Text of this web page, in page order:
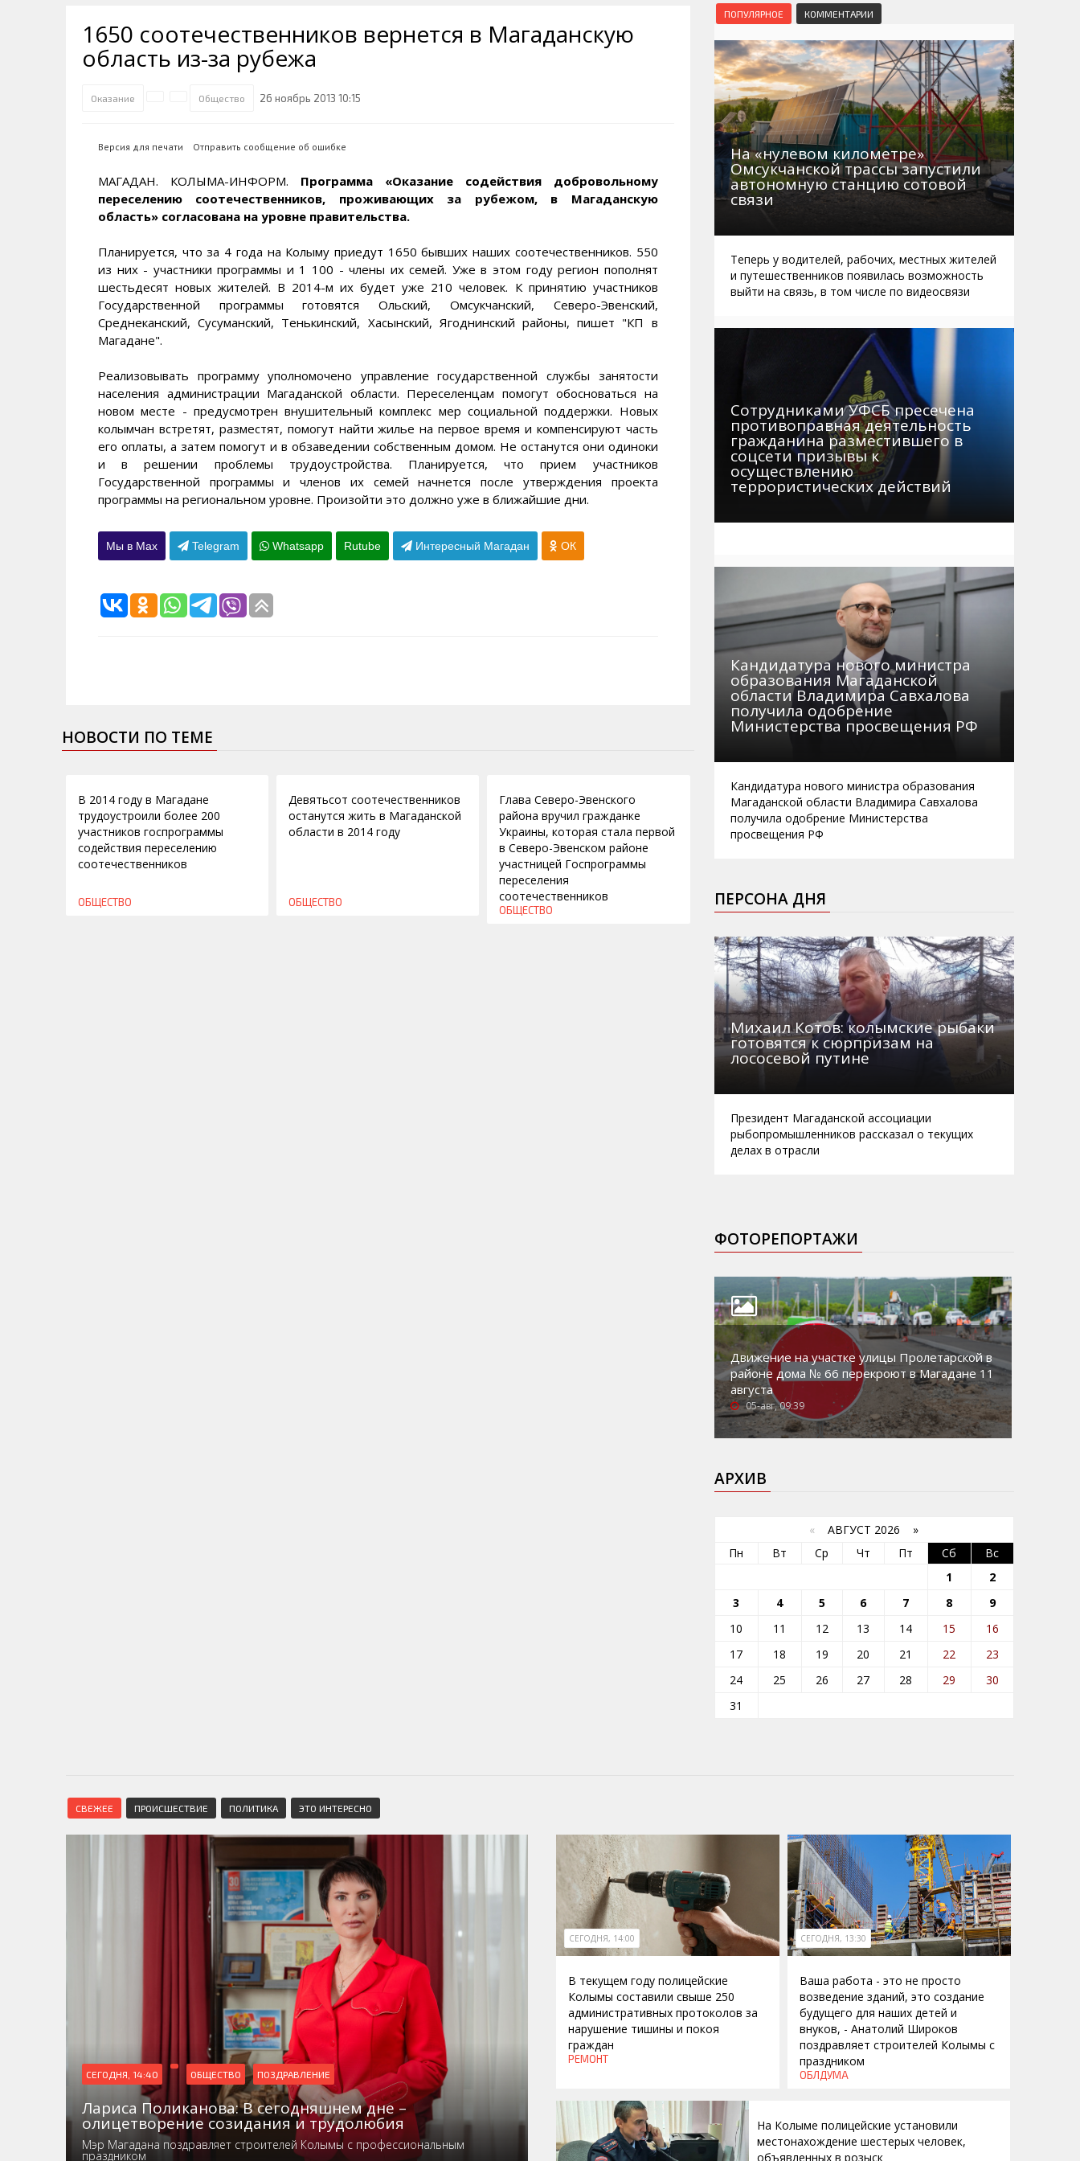
Их надо знать. Галерея славы
Колымы
Песни о Колыме
Онлайн вебкамеры в Магадане
3D районы города
Маршруты. Улицы, остановки
Автобусы Магадан – Аэропорт
Таблица приливов отливов
Наркоте нет
Аэропорт Магадан
Полицейских не бить
Аварии ДТП
Визит
Ипотека
Алименты
Косторезы Магадана
Мошенники
Интернет
Жилье
Не мусорить
Браконьеры
1650 соотечественников вернется в Магаданскую
область из-за рубежа
Оказание Общество 26 ноябрь 2013 10:15
Версия для печати Отправить сообщение об ошибке
МАГАДАН. КОЛЫМА-ИНФОРМ. Программа «Оказание содействия добровольному
переселению соотечественников, проживающих за рубежом, в Магаданскую
область» согласована на уровне правительства.
Планируется, что за 4 года на Колыму приедут 1650 бывших наших соотечественников. 550
из них - участники программы и 1 100 - члены их семей. Уже в этом году регион пополнят
шестьдесят новых жителей. В 2014-м их будет уже 210 человек. К принятию участников
Государственной программы готовятся Ольский, Омсукчанский, Северо-Эвенский,
Среднеканский, Сусуманский, Тенькинский, Хасынский, Ягоднинский районы, пишет "КП в
Магадане".
Реализовывать программу уполномочено управление государственной службы занятости
населения администрации Магаданской области. Переселенцам помогут обосноваться на
новом месте - предусмотрен внушительный комплекс мер социальной поддержки. Новых
колымчан встретят, разместят, помогут найти жилье на первое время и компенсируют часть
его оплаты, а затем помогут и в обзаведении собственным домом. Не останутся они одиноки
и в решении проблемы трудоустройства. Планируется, что прием участников
Государственной программы и членов их семей начнется после утверждения проекта
программы на региональном уровне. Произойти это должно уже в ближайшие дни.
Мы в Max Telegram Whatsapp Rutube Интересный Магадан ОК
НОВОСТИ ПО ТЕМЕ
В 2014 году в Магадане
трудоустроили более 200
участников госпрограммы
содействия переселению
соотечественников
ОБЩЕСТВО
Девятьсот соотечественников
останутся жить в Магаданской
области в 2014 году
ОБЩЕСТВО
Глава Северо-Эвенского
района вручил гражданке
Украины, которая стала первой
в Северо-Эвенском районе
участницей Госпрограммы
переселения
соотечественников
ОБЩЕСТВО
ПОПУЛЯРНОЕ КОММЕНТАРИИ
На «нулевом километре»
Омсукчанской трассы запустили
автономную станцию сотовой
связи
Теперь у водителей, рабочих, местных жителей
и путешественников появилась возможность
выйти на связь, в том числе по видеосвязи
Сотрудниками УФСБ пресечена
противоправная деятельность
гражданина разместившего в
соцсети призывы к
осуществлению
террористических действий
Кандидатура нового министра
образования Магаданской
области Владимира Савхалова
получила одобрение
Министерства просвещения РФ
Кандидатура нового министра образования
Магаданской области Владимира Савхалова
получила одобрение Министерства
просвещения РФ
ПЕРСОНА ДНЯ
Михаил Котов: колымские рыбаки
готовятся к сюрпризам на
лососевой путине
Президент Магаданской ассоциации
рыбопромышленников рассказал о текущих
делах в отрасли
ФОТОРЕПОРТАЖИ
Движение на участке улицы Пролетарской в
районе дома № 66 перекроют в Магадане 11
августа
05-авг, 09:39
АРХИВ
« АВГУСТ 2026 »
Пн
Вт Ср Чт Пт Сб
Вс
1
2
3
4 5 6 7 8
9
10
11 12 13 14 15
16
17
18 19 20 21 22
23
24
25 26 27 28 29
30
31
СВЕЖЕЕ ПРОИСШЕСТВИЕ ПОЛИТИКА ЭТО ИНТЕРЕСНО
СЕГОДНЯ, 14:40 ОБЩЕСТВО ПОЗДРАВЛЕНИЕ
Лариса Поликанова: В сегодняшнем дне –
олицетворение созидания и трудолюбия
Мэр Магадана поздравляет строителей Колымы с профессиональным
праздником
СЕГОДНЯ, 14:00
В текущем году полицейские
Колымы составили свыше 250
административных протоколов за
нарушение тишины и покоя
граждан
РЕМОНТ
СЕГОДНЯ, 13:30
Ваша работа - это не просто
возведение зданий, это создание
будущего для наших детей и
внуков, - Анатолий Широков
поздравляет строителей Колымы с
праздником
ОБЛДУМА
На Колыме полицейские установили
местонахождение шестерых человек,
объявленных в розыск